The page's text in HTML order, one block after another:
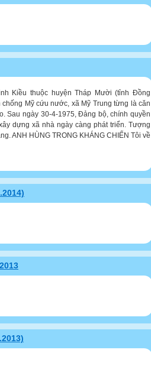
Kiều thuộc huyện Tháp Mười (tỉnh Đồng
Mỹ cứu nước, xã Mỹ Trung từng là căn
Sau ngày 30-4-1975, Đảng bộ, chính quyền
dựng xã nhà ngày càng phát triển. Tượng
ANH HÙNG TRONG KHÁNG CHIẾN Tôi về